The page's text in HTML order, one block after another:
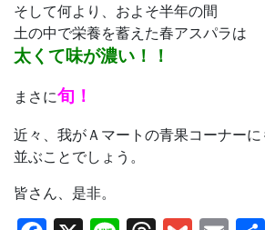
そして何より、およそ半年の間
土の中で栄養を蓄えた春アスパラは
太くて味が濃い！！
まさに旬！
近々、我がＡマートの青果コーナーに
並ぶことでしょう。
皆さん、是非。